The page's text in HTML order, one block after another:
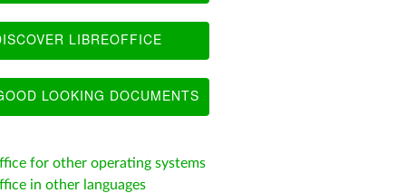
LIBREOFFICE
LOOKING DOCUMENTS
for other operating systems
in other languages